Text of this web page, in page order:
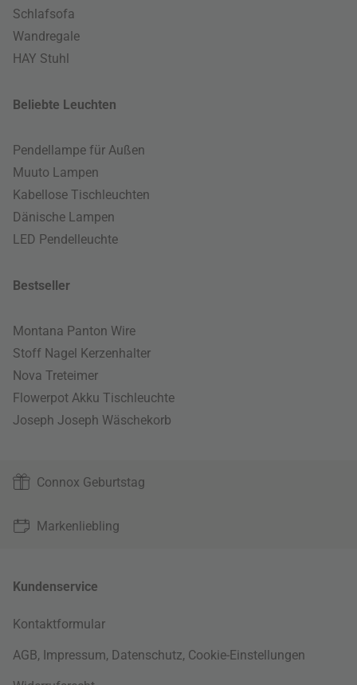
Schlafsofa
Wandregale
HAY Stuhl
Beliebte Leuchten
Pendellampe für Außen
Muuto Lampen
Kabellose Tischleuchten
Dänische Lampen
LED Pendelleuchte
Bestseller
Montana Panton Wire
Stoff Nagel Kerzenhalter
Nova Treteimer
Flowerpot Akku Tischleuchte
Joseph Joseph Wäschekorb
Connox Geburtstag
Markenliebling
Kundenservice
Kontaktformular
AGB, Impressum, Datenschutz, Cookie-Einstellungen